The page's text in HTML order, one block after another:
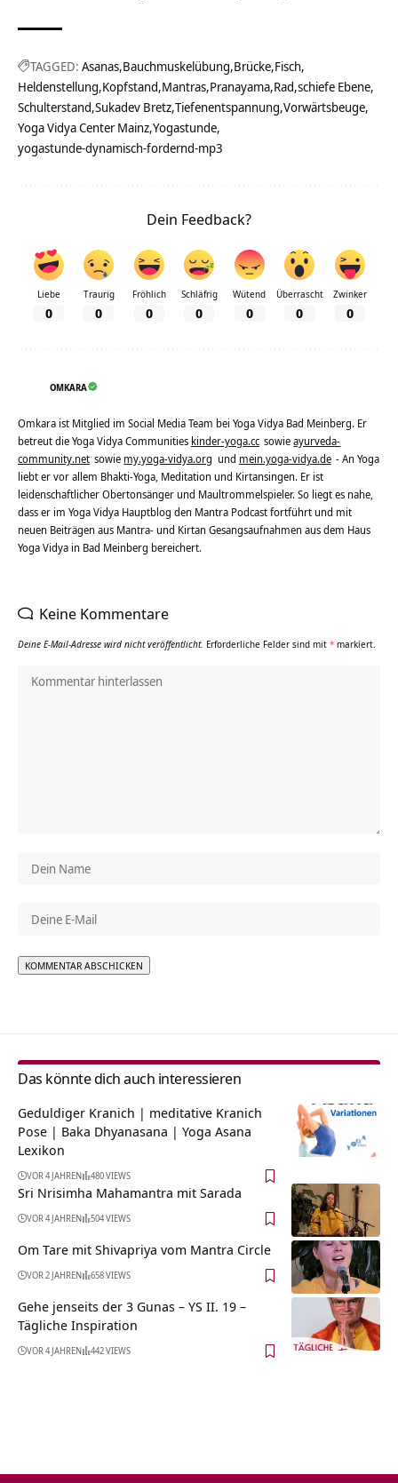
TAGGED: Asanas Bauchmuskelübung Brücke Fisch
Heldenstellung Kopfstand Mantras Pranayama Rad schiefe Ebene
Schulterstand Sukadev Bretz Tiefenentspannung Vorwärtsbeuge
Yoga Vidya Center Mainz Yogastunde
yogastunde-dynamisch-fordernd-mp3
Dein Feedback?
Liebe
0
Traurig
0
Fröhlich
0
Schläfrig
0
Wütend
0
Überrascht
0
Zwinker
0
OMKARA
Omkara ist Mitglied im Social Media Team bei Yoga Vidya Bad Meinberg. Er
betreut die Yoga Vidya Communities kinder-yoga.cc sowieayurveda-
community.net sowie my.yoga-vidya.org und mein.yoga-vidya.de - An Yoga
liebt er vor allem Bhakti-Yoga, Meditation und Kirtansingen. Er ist
leidenschaftlicher Obertonsänger und Maultrommelspieler. So liegt es nahe,
dass er im Yoga Vidya Hauptblog den Mantra Podcast fortführt und mit
neuen Beiträgen aus Mantra- und Kirtan Gesangsaufnahmen aus dem Haus
Yoga Vidya in Bad Meinberg bereichert.
Keine Kommentare
Deine E-Mail-Adresse wird nicht veröffentlicht. Erforderliche Felder sind mit * markiert.
Das könnte dich auch interessieren
Geduldiger Kranich | meditative Kranich
Pose | Baka Dhyanasana | Yoga Asana
Lexikon
VOR 4 JAHREN 480 VIEWS
Sri Nrisimha Mahamantra mit Sarada
VOR 4 JAHREN 504 VIEWS
Om Tare mit Shivapriya vom Mantra Circle
VOR 2 JAHREN 658 VIEWS
Gehe jenseits der 3 Gunas – YS II. 19 –
Tägliche Inspiration
VOR 4 JAHREN 442 VIEWS